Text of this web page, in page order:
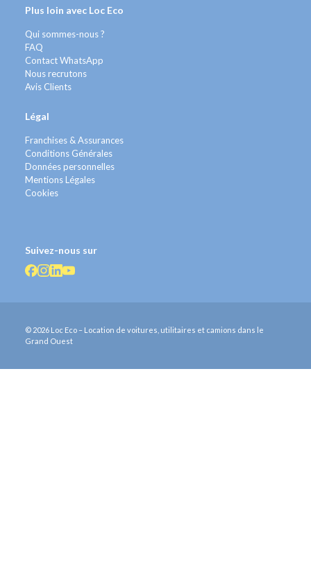
Plus loin avec Loc Eco
Qui sommes-nous ?
FAQ
Contact WhatsApp
Nous recrutons
Avis Clients
Légal
Franchises & Assurances
Conditions Générales
Données personnelles
Mentions Légales
Cookies
Suivez-nous sur
© 2026 Loc Eco – Location de voitures, utilitaires et camions dans le
Grand Ouest